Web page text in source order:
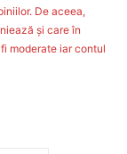
De aceea,
şi care în
moderate iar contul